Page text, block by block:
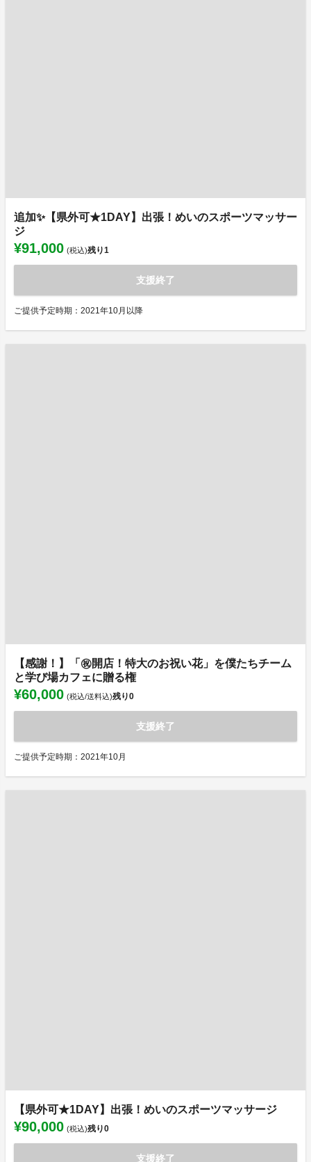
追加✨【県外可★1DAY】出張！めいのスポーツマッサー
ジ
¥91,000 (税込)残り1
支援終了
ご提供予定時期：2021年10月以降
【感謝！】「㊗️開店！特大のお祝い花」を僕たちチーム
と学び場カフェに贈る権
¥60,000 (税込/送料込)残り0
支援終了
ご提供予定時期：2021年10月
【県外可★1DAY】出張！めいのスポーツマッサージ
¥90,000 (税込)残り0
支援終了